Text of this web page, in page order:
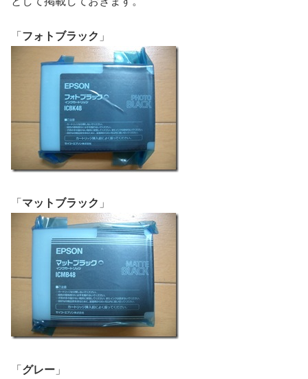
「 フォトブラック 」
「 マットブラック 」
「 グレー 」